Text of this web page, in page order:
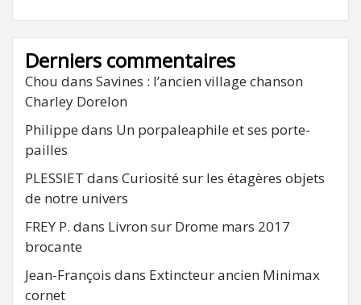
Derniers commentaires
Chou dans Savines : l’ancien village chanson
Charley Dorelon
Philippe dans Un porpaleaphile et ses porte-
pailles
PLESSIET dans Curiosité sur les étagères objets
de notre univers
FREY P. dans Livron sur Drome mars 2017
brocante
Jean-François dans Extincteur ancien Minimax
cornet